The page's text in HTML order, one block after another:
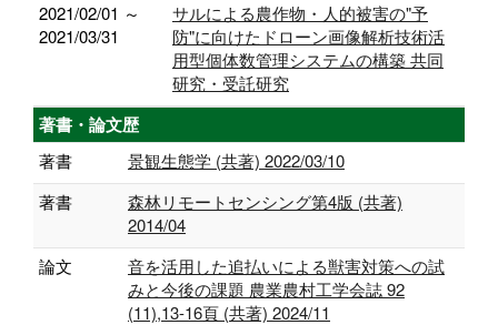
2021/02/01 ～
2021/03/31
サルによる農作物・人的被害の"予
防"に向けたドローン画像解析技術活
用型個体数管理システムの構築 共同
研究・受託研究
著書・論文歴
著書
景観生態学 (共著) 2022/03/10
著書
森林リモートセンシング第4版 (共著)
2014/04
論文
音を活用した追払いによる獣害対策への試
みと今後の課題 農業農村工学会誌 92
(11),13-16頁 (共著) 2024/11